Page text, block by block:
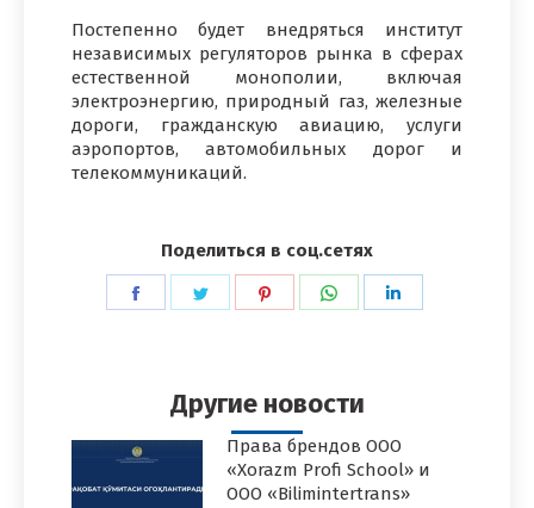
Постепенно будет внедряться институт
независимых регуляторов рынка в сферах
естественной монополии, включая
электроэнергию, природный газ, железные
дороги, гражданскую авиацию, услуги
аэропортов, автомобильных дорог и
телекоммуникаций.
Поделиться в соц.сетях
ПоделитьсяПоделитьсяПоделитьсяПоделиться
Другие новости
Права брендов ООО
«Xorazm Profi School» и
ООО «Bilimintertrans»